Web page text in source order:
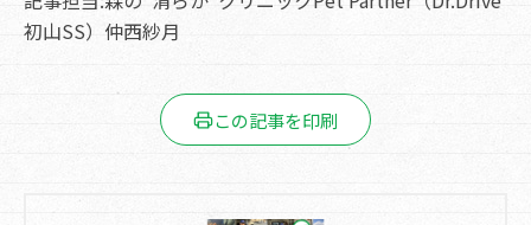
初山SS）仲西紗月
この記事を印刷